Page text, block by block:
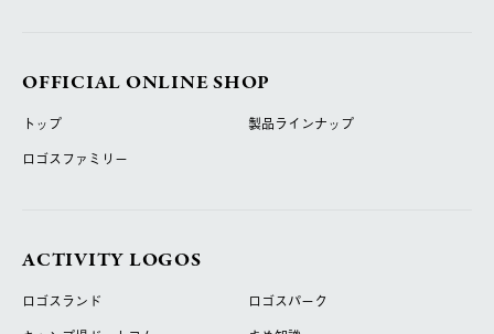
OFFICIAL ONLINE SHOP
トップ
製品ラインナップ
ロゴスファミリー
ACTIVITY LOGOS
ロゴスランド
ロゴスパーク